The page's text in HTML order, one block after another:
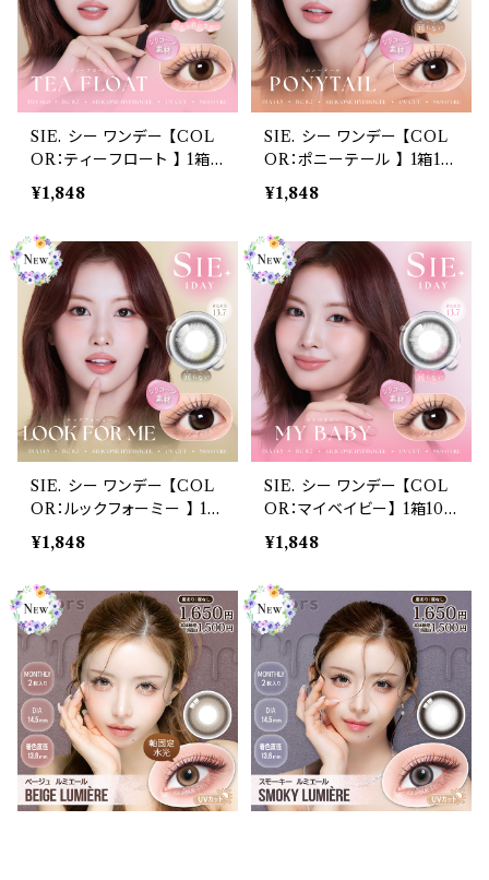
SIE. シー ワンデー 【COL
OR：ティーフロート 】 1箱1
0枚入 シリコーン 回らない
水光レンズ MOMO TWI
あり 度なし 水光カラコン
カラーコンタクト ナチュラ
ル ブラック ブラウン 裸眼風
フチ ベージュ グレー 1日使
い捨て
¥1,848
SIE. シー ワンデー 【COL
OR：ポニーテール 】 1箱10
枚入 シリコーン 回らない水
光レンズ MOMO TWICE
り 度なし 水光カラコン カ
ラーコンタクト ナチュラル
ブラック ブラウン 裸眼風 フ
チ ベージュ グレー 1日使い
捨て
¥1,848
SIE. シー ワンデー 【COL
OR：ルックフォーミー 】 1箱
10枚入 シリコーン 回らな
い水光レンズ MOMO TW
度あり 度なし 水光カラコン
カラーコンタクト ナチュラ
ル ブラック ブラウン 裸眼風
フチ ベージュ グレー 1日使
い捨て
¥1,848
SIE. シー ワンデー 【COL
OR：マイベイビー】 1箱10
枚入 シリコーン 回らない水
光レンズ MOMO TWICE
り 度なし 水光カラコン カ
ラーコンタクト ナチュラル
ブラック ブラウン 裸眼風 フ
チ ベージュ グレー 1日使い
捨て
¥1,848